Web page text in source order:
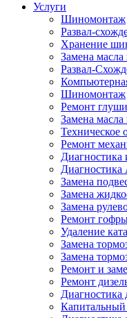
Услуги
Шиномонтаж
Развал-
Хранение
Замена масла
Развал-
Шиномонтаж
Ремонт
Замена
Техническое
Ремонт
Замена
Замена
Замена
Ремонт
Удаление
Замена
Замена
Ремонт и
Ремонт
Диагностика